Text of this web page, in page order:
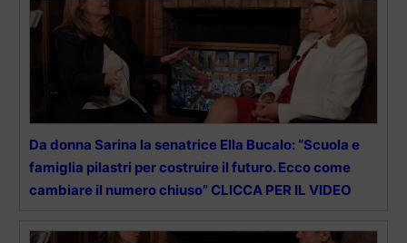
Da donna Sarina la senatrice Ella Bucalo: “Scuola e
famiglia pilastri per costruire il futuro. Ecco come
cambiare il numero chiuso” CLICCA PER IL VIDEO